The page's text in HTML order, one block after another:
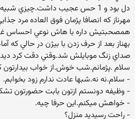
دل بود و 1 حس عجيب داشت.چيزي
مهرناز كه انصافا پژمان فوق العاده مرد
همصحبتيش داره با هاش نوعي
بهناز بعد از حرف زدن با بيژن در حالي كه
سلام .پژمانم.شب خوش.از خواب بيدارتون
- سلام.نه نه.شبها عادت ندارم زود بخوابم.
- وظيفه دونستم ازتون بابت حضورتون
- خواهش ميكنم.اين حرفا چيه.
- راحت رسيديد منزل؟